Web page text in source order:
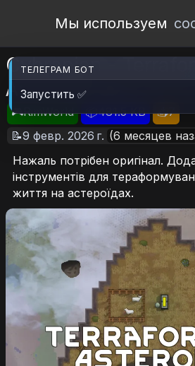
Open Workshop
Мы используем
Cybranian -
Asteroids UA
🎮RimWorld 📦481.5 KB
📥7
📝9 февр. 2026 г. (6 месяцев
Нажаль потрібен оригінал.
інструментів для
життя на астероїдах.
ТЕЛЕГРАМ БОТ
Запустить ✅